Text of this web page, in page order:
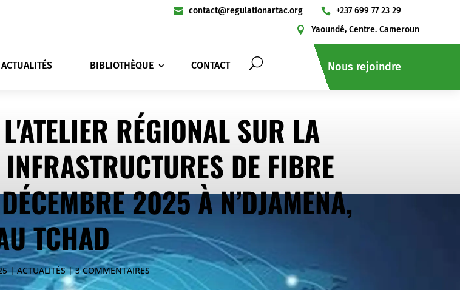
 contact@regulationartac.org  +237 699 77 23 29
 Yaoundé, Centre. Cameroun
ACTUALITÉS BIBLIOTHÈQUE CONTACT Nous rejoindre
RÉGIONAL SUR LA
DE FIBRE
2025 À N’DJAMENA,
TCHAD
ACTUALITÉS 3 COMMENTAIRES